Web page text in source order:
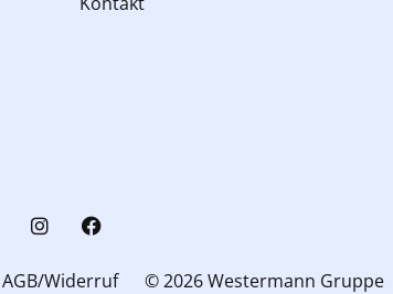
AGB/Widerruf © 2026 Westermann Gruppe